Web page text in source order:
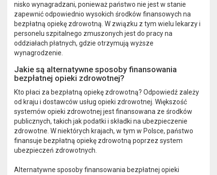
nisko wynagradzani, ponieważ państwo nie jest w stanie
zapewnić odpowiednio wysokich środków finansowych na
bezpłatną opiekę zdrowotną. W związku z tym wielu lekarzy i
personelu szpitalnego zmuszonych jest do pracy na
oddziałach płatnych, gdzie otrzymują wyższe
wynagrodzenie.
Jakie są alternatywne sposoby finansowania
bezpłatnej opieki zdrowotnej?
Kto płaci za bezpłatną opiekę zdrowotną? Odpowiedź zależy
od kraju i dostawców usług opieki zdrowotnej. Większość
systemów opieki zdrowotnej jest finansowana ze środków
publicznych, takich jak podatki i składki na ubezpieczenie
zdrowotne. W niektórych krajach, w tym w Polsce, państwo
finansuje bezpłatną opiekę zdrowotną poprzez system
ubezpieczeń zdrowotnych.
Alternatywne sposoby finansowania bezpłatnej opieki